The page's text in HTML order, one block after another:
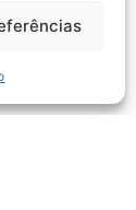
da